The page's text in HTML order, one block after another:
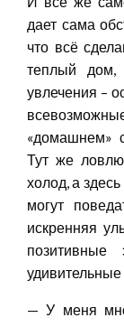
дает сама
что всё
теплый дом,
увлечения –
«домашнем»
Тут же
холод, а
могут
искренняя
— У меня